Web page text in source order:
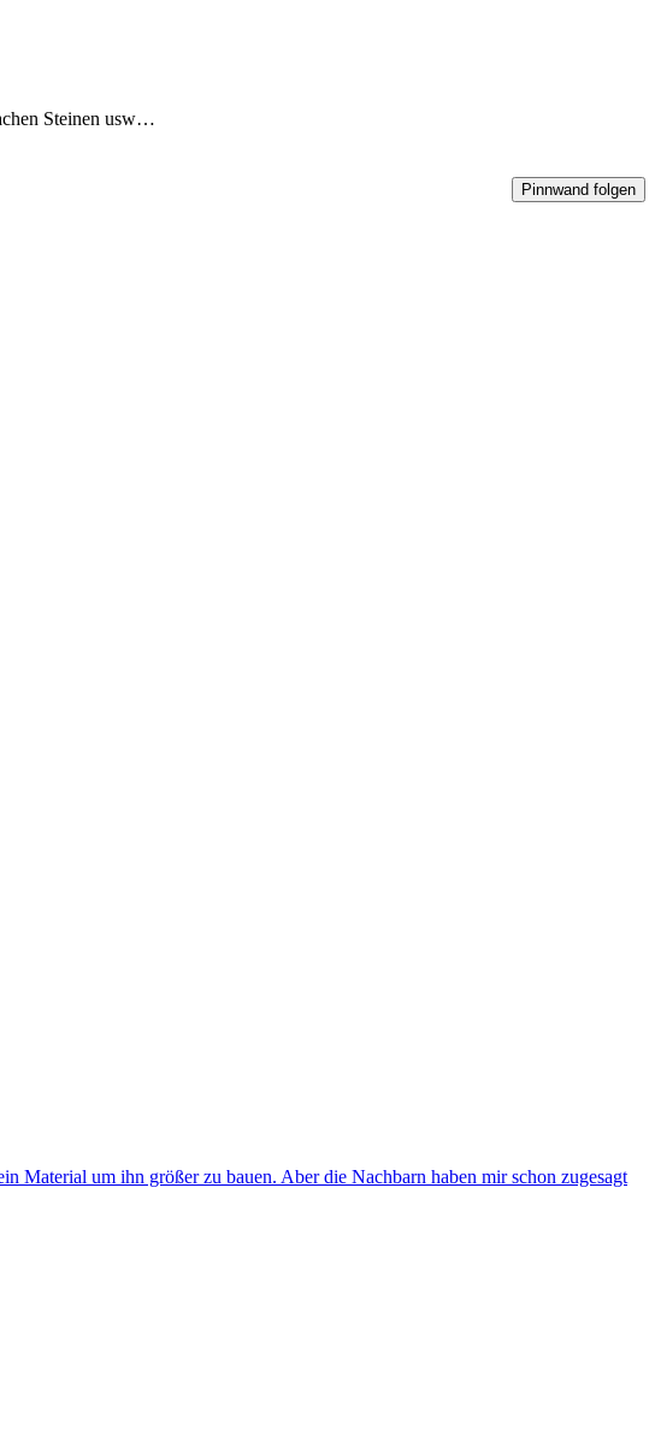
Steinen usw…
Pinnwand folgen
Material um ihn größer zu bauen. Aber die Nachbarn haben mir schon zugesagt